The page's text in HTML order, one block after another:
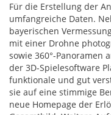
Für die Erstellung der
umfangreiche Daten.
bayerischen
mit einer Drohne
sowie 360°-Panoramen
der 3D-Spielesoftware
funktionale und gut
sie auf eine stimmige
neue Homepage der